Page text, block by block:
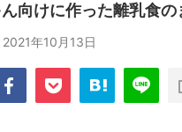
向けに作った離乳食の
2021年10月13日